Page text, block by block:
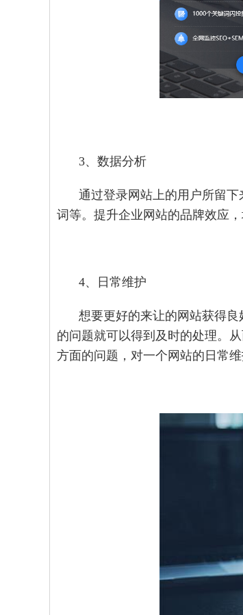
3、数据分析
通过登录网站上的用户所留
词等。提升企业网站的品牌效应，
4、日常维护
想要更好的来让的网站获得
的问题就可以得到及时的处理。
方面的问题，对一个网站的日常维